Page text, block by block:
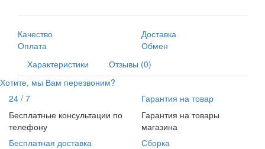
Качество
Доставка
Оплата
Обмен
Характеристики
Отзывы (0)
Хотите, мы Вам перезвоним?
24 / 7
Бесплатные консультации по
телефону
Гарантия на товар
Гарантия на товары
магазина
Бесплатная доставка
Сборка